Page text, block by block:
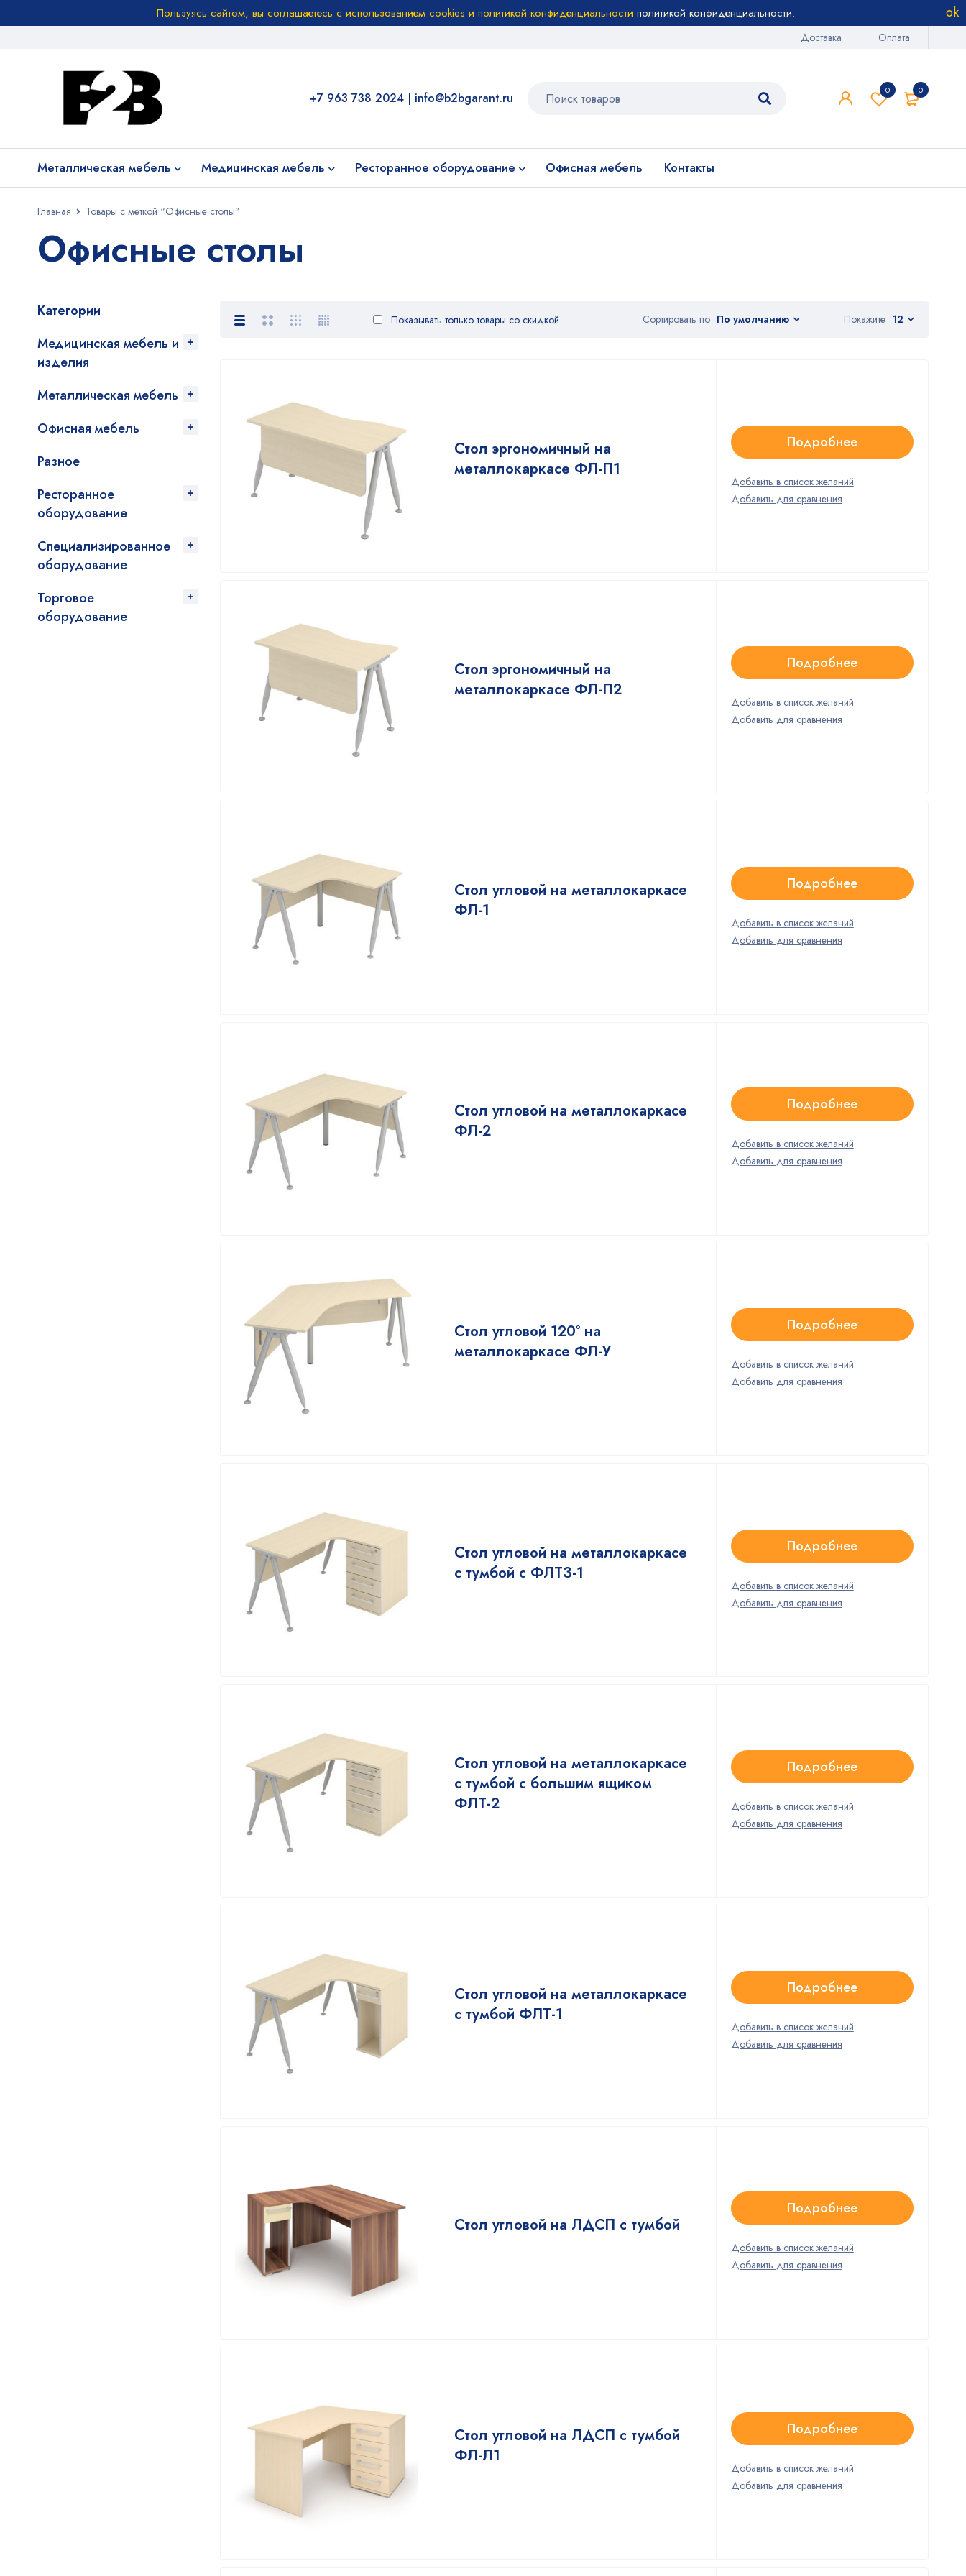
Пользуясь сайтом, вы соглашаетесь с использованием cookies и политикой конфиденциальности политикой конфиденциальности.
Доставка Оплата
0
0
+7 963 738 2024 | info@b2bgarant.ru
Металлическая мебель Медицинская мебель Ресторанное оборудование Офисная мебель Контакты
Главная Товары с меткой “Офисные столы”
Офисные столы
Категории
Медицинская мебель и
изделия
Металлическая мебель
Офисная мебель
Разное
Ресторанное
оборудование
Специализированное
оборудование
Торговое
оборудование
Сортировать по По умолчанию
Показывать только товары со скидкой Покажите 12
Стол эргономичный на
металлокаркасе ФЛ-П1
Подробнее
Стол эргономичный на
металлокаркасе ФЛ-П2
Подробнее
Стол угловой на металлокаркасе
ФЛ-1
Подробнее
Стол угловой на металлокаркасе
ФЛ-2
Подробнее
Стол угловой 120° на
металлокаркасе ФЛ-У
Подробнее
Стол угловой на металлокаркасе
с тумбой с ФЛТЗ-1
Подробнее
Стол угловой на металлокаркасе
с тумбой с большим ящиком
ФЛТ-2
Подробнее
Стол угловой на металлокаркасе
с тумбой ФЛТ-1
Подробнее
Стол угловой на ЛДСП с тумбой
Подробнее
Стол угловой на ЛДСП с тумбой
ФЛ-Л1
Подробнее